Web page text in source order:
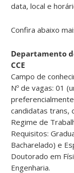
data, local e
Confira abaixo
Departamento
CCE
Campo de
Nº de vagas: 01
candidatas trans,
Regime de
Requisitos:
Bacharelado) e
Doutorado em
Engenharia.